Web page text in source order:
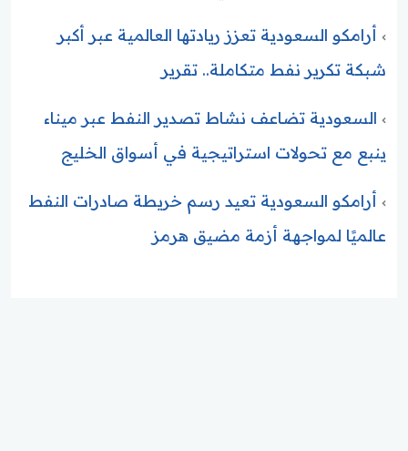
أرامكو السعودية تعزز ريادتها العالمية عبر أكبر
شبكة تكرير نفط متكاملة.. تقرير
السعودية تضاعف نشاط تصدير النفط عبر ميناء
ينبع مع تحولات استراتيجية في أسواق الخليج
أرامكو السعودية تعيد رسم خريطة صادرات النفط
عالميًا لمواجهة أزمة مضيق هرمز